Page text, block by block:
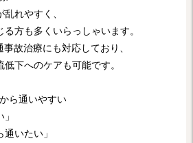
れやすく、
方も多くいらっしゃいます。
故治療にも対応しており、
下へのケアも可能です。
ら通いやすい
いたい」